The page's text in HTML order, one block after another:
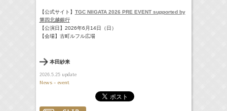
【公式サイト】 TGC NIIGATA 2026 PRE EVENT supported by
第四北越銀行
【公演日】2026年6月14日（日）
【会場】古町ルフル広場
本田紗来
2026.5.25update
News - event